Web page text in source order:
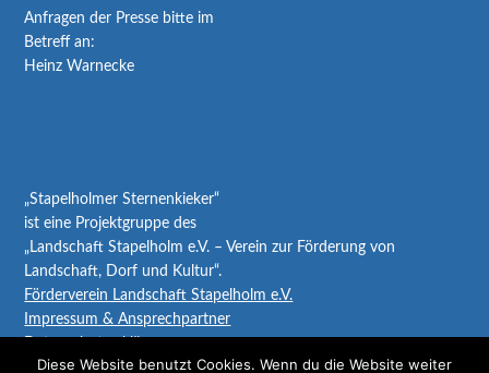
Anfragen der Presse bitte im
Betreff an:
Heinz Warnecke
„Stapelholmer Sternenkieker“
ist eine Projektgruppe des
„Landschaft Stapelholm e.V. – Verein zur Förderung von
Landschaft, Dorf und Kultur“.
Förderverein Landschaft Stapelholm e.V.
Impressum & Ansprechpartner
Diese Website benutzt Cookies. Wenn du die Website weiter